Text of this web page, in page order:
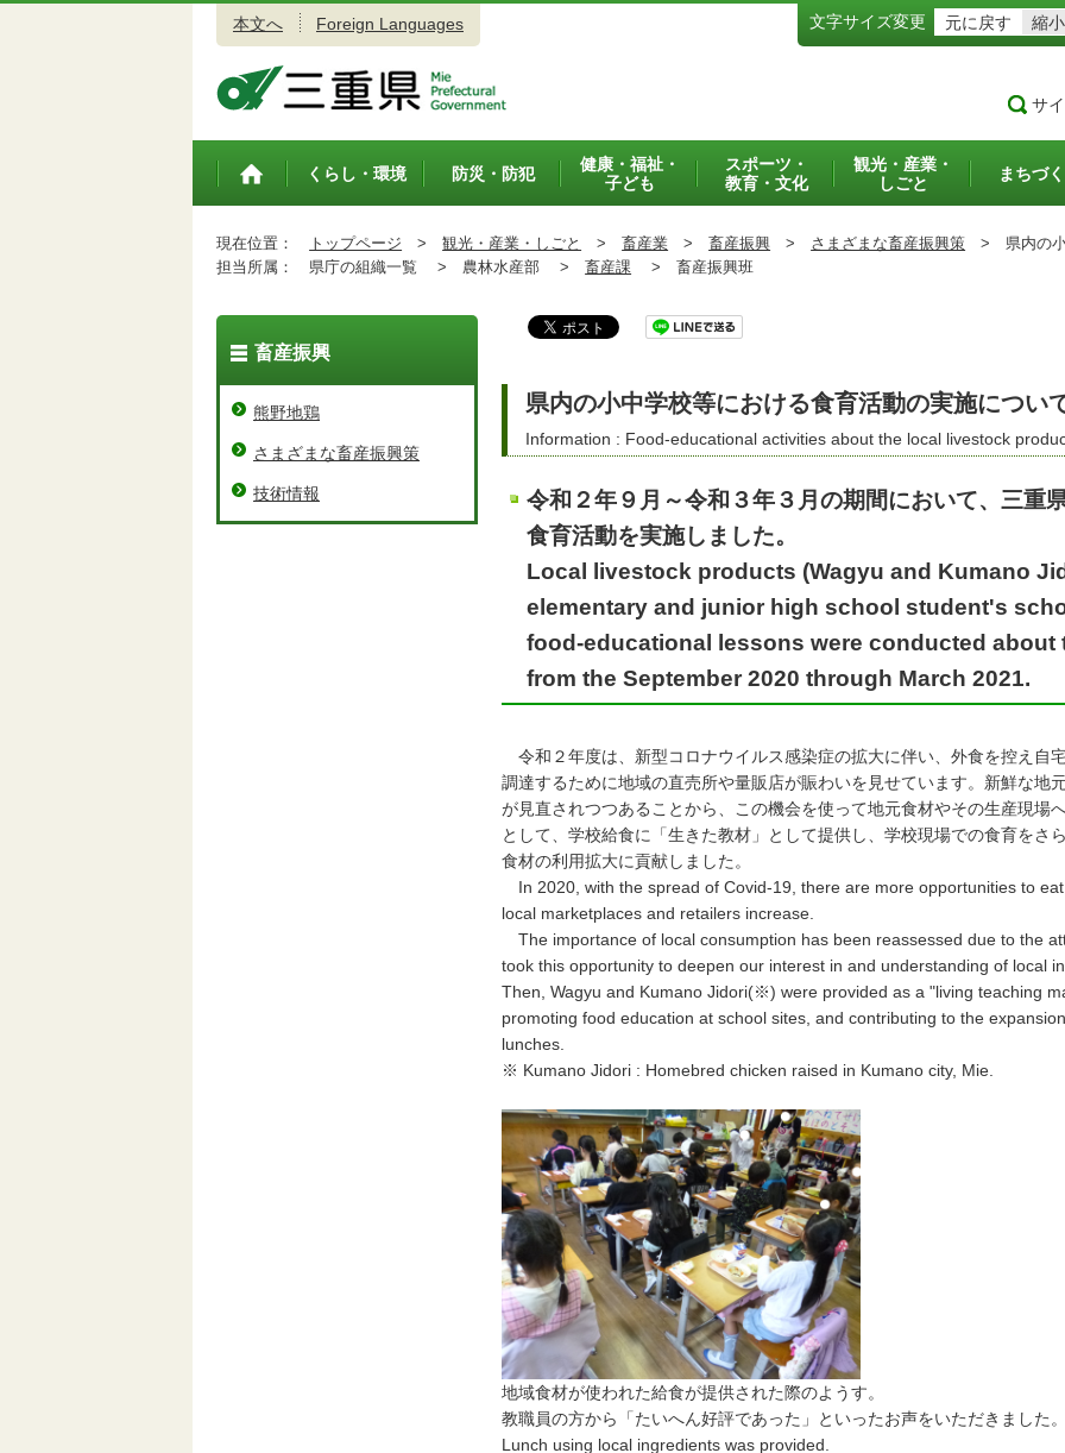
本文へ Foreign Languages 文字サイズ変更 元に戻す 縮小
サ
トップペ
くらし・環境 防災・防犯
健康・福祉・
子ども
スポーツ・
教育・文化
観光・産業・
しごと
まちづ
現在位置： トップページ > 観光・産業・しごと > 畜産業 > 畜産振興 > さまざまな畜産振興策 > 県内の
担当所属：
県庁の組織一覧 > 農林水産部 > 畜産課 > 畜産振興班
県内の小中学校等における食育活動の実施につい
Information : Food-educational activities about the local livestock
令和２年９月～令和３年３月の期間において、三重
食育活動を実施しました。
Local livestock products (Wagyu and Kumano
elementary and junior high school student's
food-educational lessons were conducted
from the September 2020 through March 2021.
令和２年度は、新型コロナウイルス感染症の拡大に伴い、外食を控え自
調達するために地域の直売所や量販店が賑わいを見せています。新鮮な地
が見直されつつあることから、この機会を使って地元食材やその生産現場
として、学校給食に「生きた教材」として提供し、学校現場での食育をさ
食材の利用拡大に貢献しました。
In 2020, with the spread of Covid-19, there are more opportunities to
local marketplaces and retailers increase.
The importance of local consumption has been reassessed due to the
took this opportunity to deepen our interest in and understanding of local
Then, Wagyu and Kumano Jidori(※) were provided as a "living teaching
promoting food education at school sites, and contributing to the
lunches.
※ Kumano Jidori : Homebred chicken raised in Kumano city, Mie.
地域食材が使われた給食が提供された際のようす。
教職員の方から「たいへん好評であった」といったお声をいただきました
Lunch using local ingredients was provided.
畜産振興
熊野地鶏
さまざまな畜産振興策
技術情報